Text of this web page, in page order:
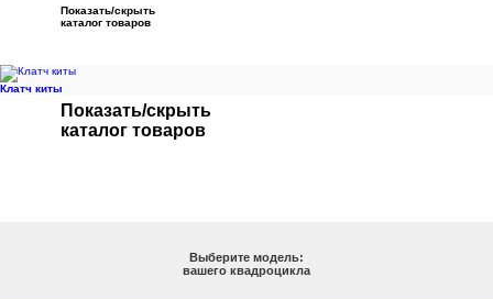
Показать/скрыть
каталог товаров
Клатч киты
Показать/скрыть
каталог товаров
Выберите модель:
вашего квадроцикла